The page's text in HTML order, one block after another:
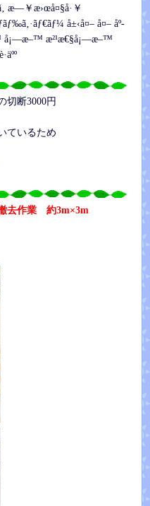
断3000円
ているため
去作業 約3m×3m